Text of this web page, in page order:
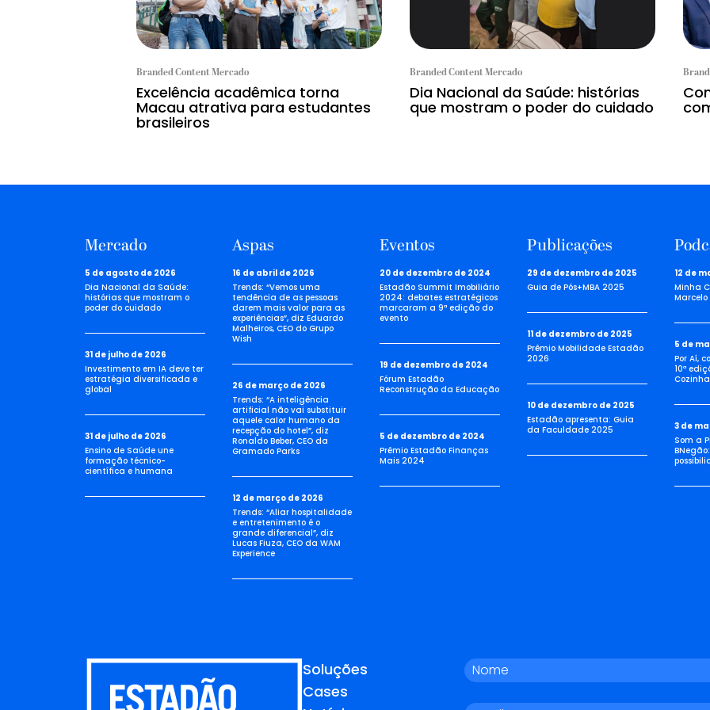
Branded Content Mercado
Excelência acadêmica torna
Macau atrativa para estudantes
brasileiros
Branded Content Mercado
Dia Nacional da Saúde: histórias
que mostram o poder do cuidado
Mercado
5 de agosto de 2026
Dia Nacional da Saúde:
histórias que mostram o
poder do cuidado
31 de julho de 2026
Investimento em IA deve ter
estratégia diversificada e
global
31 de julho de 2026
Ensino de Saúde une
formação técnico-
científica e humana
Aspas
16 de abril de 2026
Trends: “Vemos uma
tendência de as pessoas
darem mais valor para as
experiências”, diz Eduardo
Malheiros, CEO do Grupo
Wish
26 de março de 2026
Trends: “A inteligência
artificial não vai substituir
aquele calor humano da
recepção do hotel”, diz
Ronaldo Beber, CEO da
Gramado Parks
12 de março de 2026
Trends: “Aliar hospitalidade
e entretenimento é o
grande diferencial”, diz
Lucas Fiuza, CEO da WAM
Experience
Eventos
20 de dezembro de 2024
Estadão Summit Imobiliário
2024: debates estratégicos
marcaram a 9ª edição do
evento
19 de dezembro de 2024
Fórum Estadão
Reconstrução da Educação
5 de dezembro de 2024
Prêmio Estadão Finanças
Mais 2024
Publicações
29 de dezembro de 2025
Guia de Pós+MBA 2025
11 de dezembro de 2025
Prêmio Mobilidade Estadão
2026
10 de dezembro de 2025
Estadão apresenta: Guia
da Faculdade 2025
12 de
Minha
Marcelo
5 de
Por Aí,
10ª
3 de
Som a
Soluções
Cases